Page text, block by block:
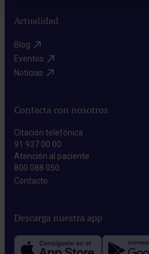
Actualidad
Blog​
Eventos​
Noticias​
Contacta con nosotros
Citación telefónica
91 937 00 00
Atención al paciente
800 088 050
Contacto​
Descarga nuestra app